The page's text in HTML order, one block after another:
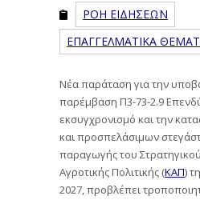
ΡΟΗ ΕΙΔΗΣΕΩΝ
ΕΠΑΓΓΕΛΜΑΤΙΚΑ
Νέα παράταση για την
παρέμβαση Π3-73-2.9
εκσυγχρονισμό και την
και προσπελάσιμων
παραγωγής του
Αγροτικής Πολιτικής (ΚΑΠ)
2027, προβλέπει